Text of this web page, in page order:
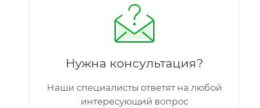
Нужна консультация?
Наши специалисты ответят на любой
интересующий вопрос